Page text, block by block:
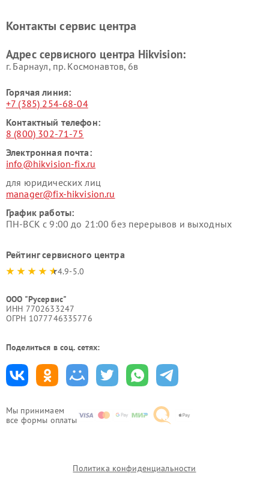
Мы принимаем
все формы оплаты
Контакты сервис центра
Адрес сервисного центра Hikvision:
г. Барнаул, ​пр. Космонавтов, 6в
Горячая линия:
+7 (385) 254-68-04
Контактный телефон:
8 (800) 302-71-75
Электронная почта:
info@hikvision-fix.ru
для юридических лиц
manager@fix-hikvision.ru
График работы:
ПН-ВСК с 9:00 до 21:00 без перерывов и выходных
Рейтинг сервисного центра
4.9-5.0
ООО "Русервис"
ИНН 7702633247
ОГРН 1077746335776
Поделиться в соц. сетях:
Политика конфиденциальности